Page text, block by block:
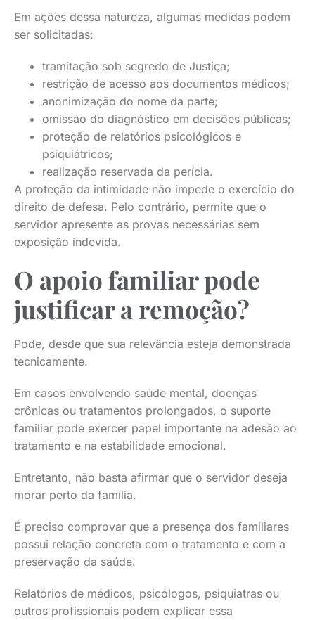
Em ações dessa natureza, algumas medidas podem
ser solicitadas:
tramitação sob segredo de Justiça;
restrição de acesso aos documentos médicos;
anonimização do nome da parte;
omissão do diagnóstico em decisões públicas;
proteção de relatórios psicológicos e
psiquiátricos;
realização reservada da perícia.
A proteção da intimidade não impede o exercício do
direito de defesa. Pelo contrário, permite que o
servidor apresente as provas necessárias sem
exposição indevida.
O apoio familiar pode
justificar a remoção?
Pode, desde que sua relevância esteja demonstrada
tecnicamente.
Em casos envolvendo saúde mental, doenças
crônicas ou tratamentos prolongados, o suporte
familiar pode exercer papel importante na adesão ao
tratamento e na estabilidade emocional.
Entretanto, não basta afirmar que o servidor deseja
morar perto da família.
É preciso comprovar que a presença dos familiares
possui relação concreta com o tratamento e com a
preservação da saúde.
Relatórios de médicos, psicólogos, psiquiatras ou
outros profissionais podem explicar essa